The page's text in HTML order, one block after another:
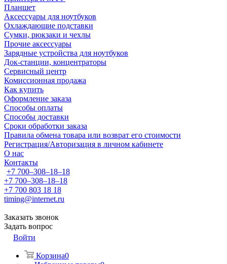
Планшет
Аксессуары для ноутбуков
Охлаждающие подставки
Сумки, рюкзаки и чехлы
Прочие аксессуары
Зарядные устройства для ноутбуков
Док-станции, концентраторы
Сервисный центр
Комиссионная продажа
Как купить
Оформление заказа
Способы оплаты
Способы доставки
Сроки обработки заказа
Правила обмена товара или возврат его стоимости
Регистрация/Авторизация в личном кабинете
О нас
Контакты
+7 700‒308‒18‒18
+7 700‒308‒18‒18
+7 700 803 18 18
timing@internet.ru
Заказать звонок
Задать вопрос
Войти
Корзина0